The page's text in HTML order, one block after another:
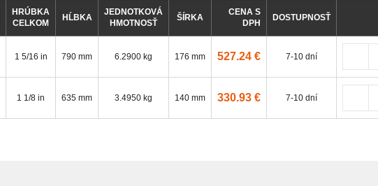
HRÚBKA
CELKOM
HĹBKA
JEDNOTKOVÁ
HMOTNOSŤ
ŠÍRKA
CENA S
DPH
DOSTUPNOSŤ
1 5/16 in 790 mm 6.2900 kg 176 mm 527.24 € 7-10 dní
1 1/8 in 635 mm 3.4950 kg 140 mm 330.93 € 7-10 dní